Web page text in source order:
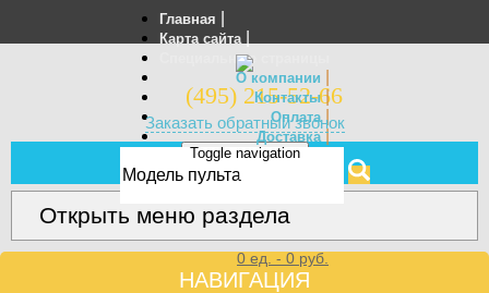
Главная
Карта сайта
Специальные страницы
О компании
Контакты |
Оплата |
Доставка |
Отзывы
(495) 215-52-66
Заказать обратный звонок
0 ед. - 0 руб.
Toggle navigation
МЕНЮ
Открыть меню раздела
НАВИГАЦИЯ